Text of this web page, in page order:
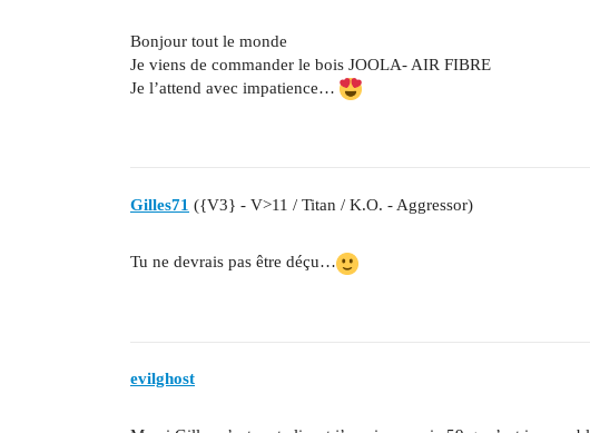
Bonjour tout le monde
Je viens de commander le bois JOOLA- AIR FIBRE
Je l’attend avec impatience…
Gilles71 ({V3} - V>11 / Titan / K.O. - Aggressor)
Tu ne devrais pas être déçu…
evilghost